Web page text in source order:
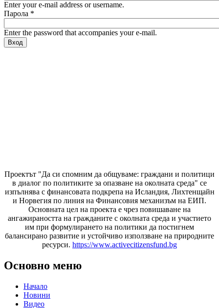
Enter your e-mail address or username.
Парола *
Enter the password that accompanies your e-mail.
Проектът "Да си спомним да общуваме: граждани и политици
в диалог по политиките за опазване на околната среда" се
изпълнява с финансовата подкрепа на Исландия, Лихтенщайн
и Норвегия по линия на Финансовия механизъм на ЕИП.
Основната цел на проекта е чрез повишаване на
ангажираността на гражданите с околната среда и участието
им при формулирането на политики да постигнем
балансирано развитие и устойчиво използване на природните
ресурси. https://www.activecitizensfund.bg
Основно меню
Начало
Новини
Видео